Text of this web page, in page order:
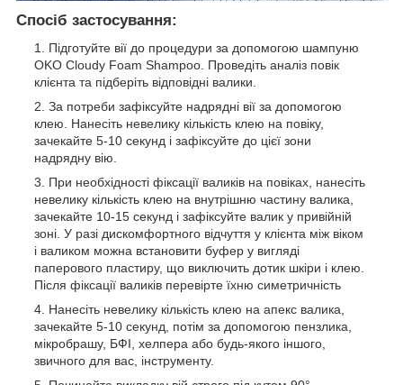
Спосіб застосування:
Підготуйте вії до процедури за допомогою шампуню
OKO Cloudy Foam Shampoo. Проведіть аналіз повік
клієнта та підберіть відповідні валики.
За потреби зафіксуйте надрядні вії за допомогою
клею. Нанесіть невелику кількість клею на повіку,
зачекайте 5-10 секунд і зафіксуйте до цієї зони
надрядну вію.
При необхідності фіксації валиків на повіках, нанесіть
невелику кількість клею на внутрішню частину валика,
зачекайте 10-15 секунд і зафіксуйте валик у привійній
зоні. У разі дискомфортного відчуття у клієнта між віком
і валиком можна встановити буфер у вигляді
паперового пластиру, що виключить дотик шкіри і клею.
Після фіксації валиків перевірте їхню симетричність
Нанесіть невелику кількість клею на апекс валика,
зачекайте 5-10 секунд, потім за допомогою пензлика,
мікробрашу, БФІ, хелпера або будь-якого іншого,
звичного для вас, інструменту.